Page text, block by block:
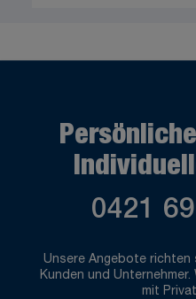
0421
Unsere Angebote richten
Kunden und
mit